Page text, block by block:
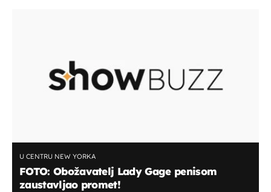
U CENTRU NEW YORKA
FOTO: Obožavatelj Lady Gage penisom
zaustavljao promet!